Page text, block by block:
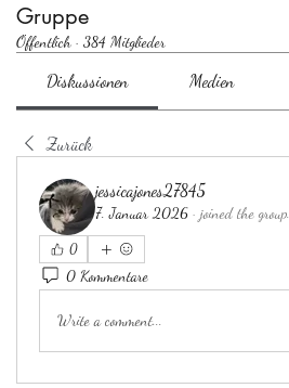
Gruppe
Öffentlich · 384 Mitglieder
Diskussionen Medien
Zurück
jessicajones27845
7. Januar 2026 · joined the group.
0
0 Kommentare
Write a comment...